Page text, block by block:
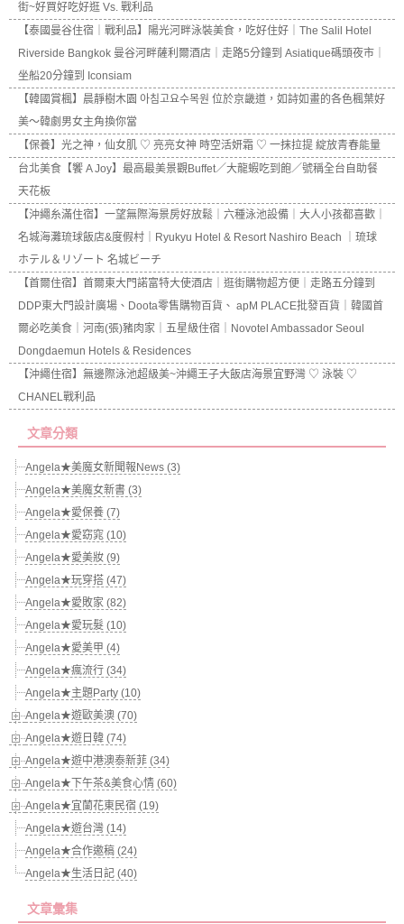
街~好買好吃好逛 Vs. 戰利品
【泰國曼谷住宿｜戰利品】陽光河畔泳裝美食，吃好住好｜The Salil Hotel
Riverside Bangkok 曼谷河畔薩利爾酒店｜走路5分鐘到 Asiatique碼頭夜市｜
坐船20分鐘到 Iconsiam
【韓國賞楓】晨靜樹木園 아침고요수목원 位於京畿道，如詩如畫的各色楓葉好
美～韓劇男女主角換你當
【保養】光之神，仙女肌 ♡ 亮亮女神 時空活妍霜 ♡ 一抹拉提 綻放青春能量
台北美食【饗 A Joy】最高最美景觀Buffet／大龍蝦吃到飽／號稱全台自助餐
天花板
【沖繩糸滿住宿】一望無際海景房好放鬆｜六種泳池設備｜大人小孩都喜歡｜
名城海灘琉球飯店&度假村｜Ryukyu Hotel & Resort Nashiro Beach ｜琉球
ホテル＆リゾート 名城ビーチ
【首爾住宿】首爾東大門諾富特大使酒店｜逛街購物超方便｜走路五分鐘到
DDP東大門設計廣場、Doota零售購物百貨、 apM PLACE批發百貨｜韓國首
爾必吃美食｜河南(張)豬肉家｜五星級住宿｜Novotel Ambassador Seoul
Dongdaemun Hotels & Residences
【沖繩住宿】無邊際泳池超級美~沖繩王子大飯店海景宜野灣 ♡ 泳裝 ♡
CHANEL戰利品
文章分類
Angela★美魔女新聞報News (3)
Angela★美魔女新書 (3)
Angela★愛保養 (7)
Angela★愛窈窕 (10)
Angela★愛美妝 (9)
Angela★玩穿搭 (47)
Angela★愛敗家 (82)
Angela★愛玩髮 (10)
Angela★愛美甲 (4)
Angela★瘋流行 (34)
Angela★主題Party (10)
Angela★遊歐美澳 (70)
Angela★遊日韓 (74)
Angela★遊中港澳泰新菲 (34)
Angela★下午茶&美食心情 (60)
Angela★宜蘭花東民宿 (19)
Angela★遊台灣 (14)
Angela★合作邀稿 (24)
Angela★生活日記 (40)
文章彙集